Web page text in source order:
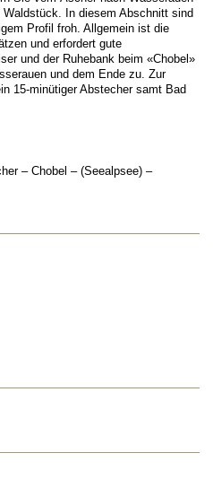
In diesem Abschnitt sind
Profil froh. Allgemein ist die
und erfordert gute
und der Ruhebank beim «Chobel»
und dem Ende zu. Zur
15-minütiger Abstecher samt Bad
– Chobel – (Seealpsee) –